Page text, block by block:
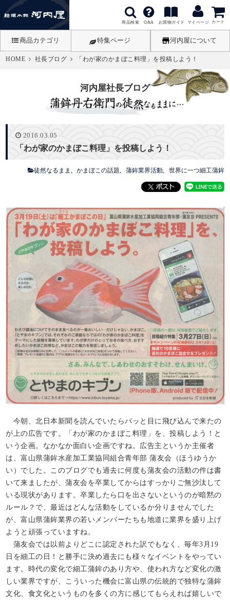
商品検索 Q&A お買物ガイド マイページ カート
商品カテゴリ 特集ページ 河内屋について
HOME 社長ブログ 「わが家のかまぼこ料理」を投稿しよう！
河内屋社長ブログ
2016.03.05
「わが家のかまぼこ料理」を投稿しよう！
徒然なるまま かまぼこの話題 蒲鉾業界活動 世界に一つ細工蒲鉾
今朝、北日本新聞を読んでいたらパッと目に飛び込んで来たの
が上の広告です。「わが家のかまぼこ料理」を、投稿しよう！と
いう企画。なかなか面白い企画ですね。広告主というか主催者
は、富山県蒲鉾水産加工業協同組合青年部 蒲友会（ほうゆうか
い）でした。このブログでも過去に何度も蒲友会の活動の件は書
いて来ましたが、蒲友会を卒業してからはすっかりご無沙汰して
いる現状があります。卒業したら口を出さないというのが暗黙の
ルール？で、最近はどんな活動をしているか分りませんでした
が、富山県蒲鉾業界の若いメンバーたちも地道に業界を盛り上げ
ようと頑張っていますね。
蒲友会では以前よりどこに認定された訳でもなく、毎年3月19
日を細工の日！と勝手に決め過去にも様々なイベントをやってい
ます。時代の変化で細工蒲鉾のあり方や、使われ方など変化の激
しい業界ですが、こういった機会に富山県の伝統的で独特な蒲鉾
文化、食文化というものを多くの方に感じてもらえれば嬉しいで